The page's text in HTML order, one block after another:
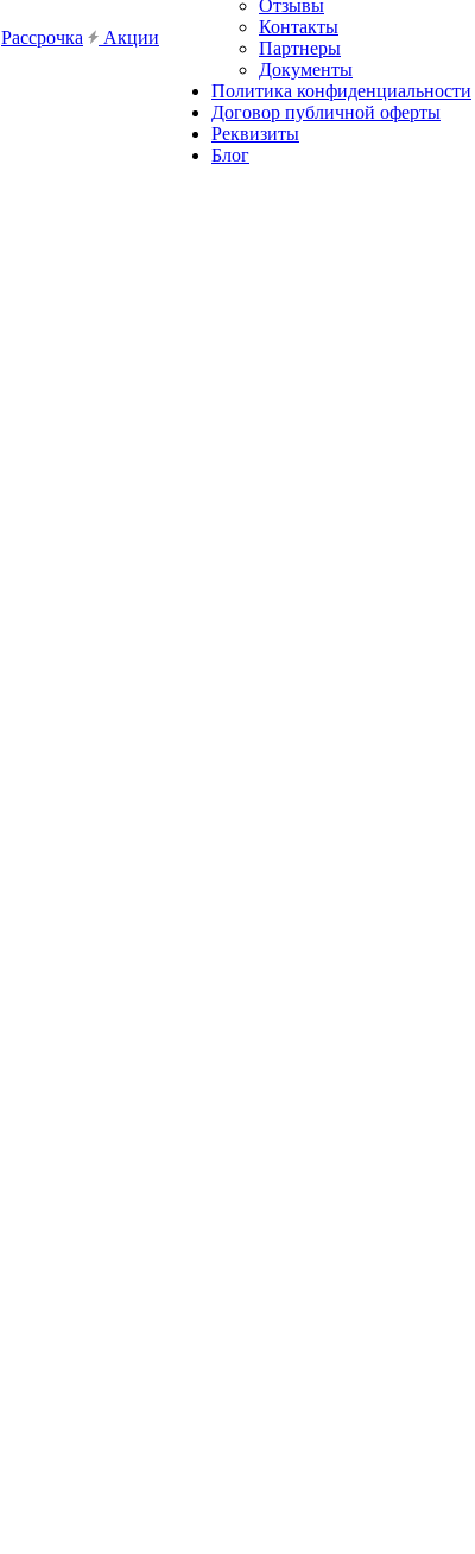
Рассрочка Акции
Отзывы
Контакты
Партнеры
Документы
Политика конфиденциальности
Договор публичной оферты
Реквизиты
Блог